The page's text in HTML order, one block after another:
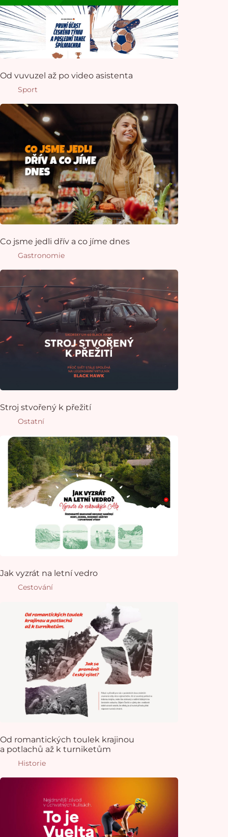
Od vuvuzel až po video asistenta
Sport
Co jsme jedli dřív a co jíme dnes
Gastronomie
Stroj stvořený k přežití
Ostatní
Jak vyzrát na letní vedro
Cestování
Od romantických toulek krajinou
a potlachů až k turniketům
Historie